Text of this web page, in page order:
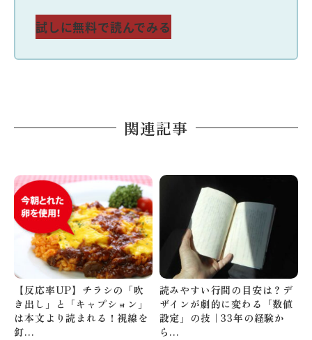
試しに無料で読んでみる
関連記事
【反応率UP】チラシの「吹
き出し」と「キャプション」
は本文より読まれる！視線を
釘…
読みやすい行間の目安は？デ
ザインが劇的に変わる「数値
設定」の技｜33年の経験か
ら…